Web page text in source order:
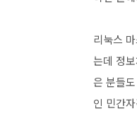
리눅스
는데 정
은 분들
인 민간